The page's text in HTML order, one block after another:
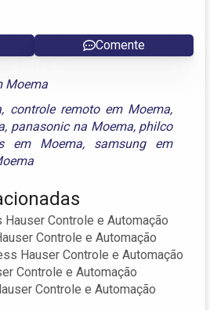
Comente
Moema
, controle remoto em Moema,
, panasonic na Moema, philco
em Moema, samsung em
Controle e Automação
Controle e Automação
Hauser Controle e Automação
Controle e Automação
Controle e Automação